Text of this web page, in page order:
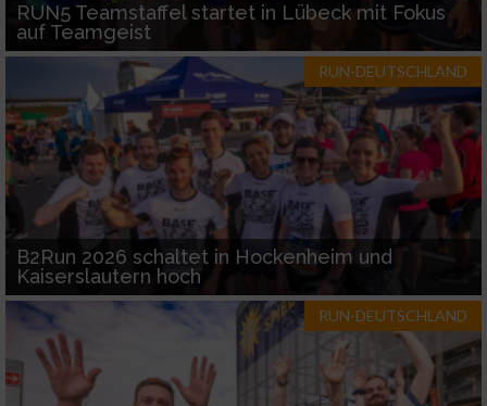
RUN5 Teamstaffel startet in Lübeck mit Fokus
auf Teamgeist
RUN-DEUTSCHLAND
B2Run 2026 schaltet in Hockenheim und
Kaiserslautern hoch
RUN-DEUTSCHLAND